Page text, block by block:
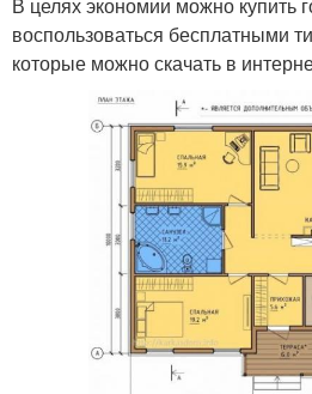
воспользоваться бесплатными
которые можно скачать в